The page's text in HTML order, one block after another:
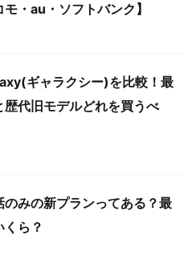
・au・ソフトバンク】
ギャラクシー)を比較！最
歴代旧モデルどれを買うべ
のみの新プランってある？最
ら？